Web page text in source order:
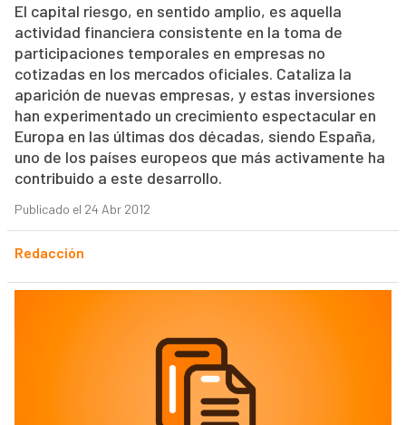
El capital riesgo, en sentido amplio, es aquella
actividad financiera consistente en la toma de
participaciones temporales en empresas no
cotizadas en los mercados oficiales. Cataliza la
aparición de nuevas empresas, y estas inversiones
han experimentado un crecimiento espectacular en
Europa en las últimas dos décadas, siendo España,
uno de los países europeos que más activamente ha
contribuido a este desarrollo.
Publicado el 24 Abr 2012
Redacción